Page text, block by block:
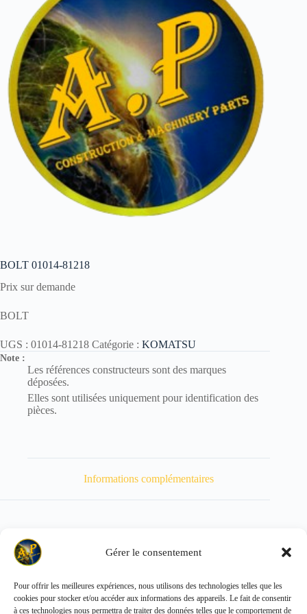
Gérer le consentement
Pour offrir les meilleures expériences, nous utilisons des technologies telles que les
cookies pour stocker et/ou accéder aux informations des appareils. Le fait de consentir
à ces technologies nous permettra de traiter des données telles que le comportement de
BOLT 01014-81218
Prix sur demande
BOLT
UGS : 01014-81218 Catégorie : KOMATSU
Note :
Les références constructeurs sont des marques
déposées.
Elles sont utilisées uniquement pour identification des
pièces.
Informations complémentaires
Poids 33 kg
Copyright © 2026 - ALL PARTS FRANCE SAS